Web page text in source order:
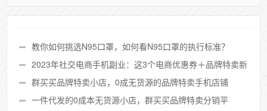
教你如何挑选N95口罩，如何看N95口罩的执行标准？
2023年社交电商手机副业：这3个电商优惠券＋品牌特卖新
零售平台汇总
群买买品牌特卖小店，0成无货源的品牌特卖​手机店铺
一件代发的0成本无货源小店，群买买品牌特卖分销平